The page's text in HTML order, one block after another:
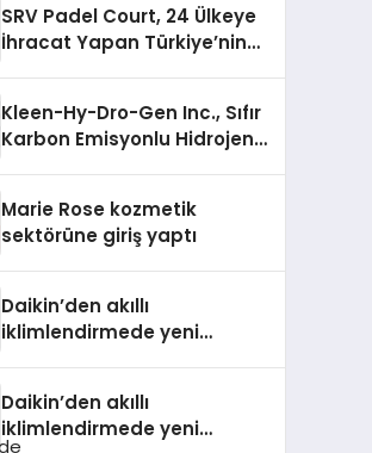
SRV Padel Court, 24 Ülkeye
İhracat Yapan Türkiye’nin
Kleen-Hy-Dro-Gen Inc., Sıfır
Karbon Emisyonlu Hidrojen
Aldı
Marie Rose kozmetik
sektörüne giriş yaptı
Daikin’den akıllı
iklimlendirmede yeni
Daikin’den akıllı
iklimlendirmede yeni